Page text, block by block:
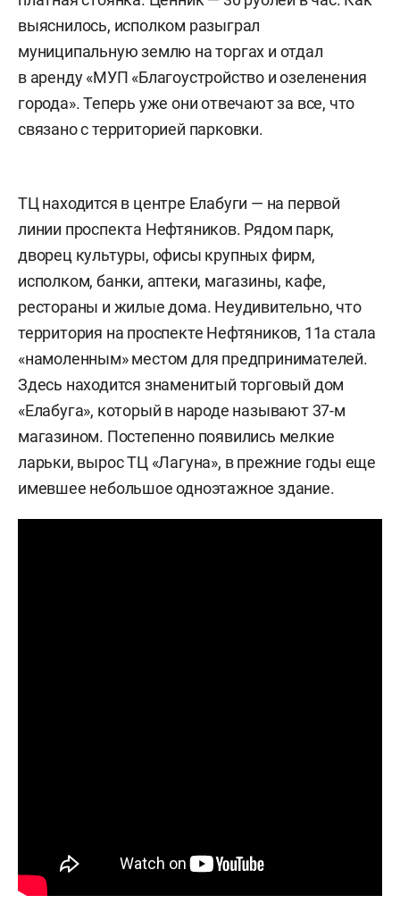
выяснилось, исполком разыграл
муниципальную землю на торгах и отдал
в аренду «МУП «Благоустройство и озеленения
города». Теперь уже они отвечают за все, что
связано с территорией парковки.
ТЦ находится в центре Елабуги — на первой
линии проспекта Нефтяников. Рядом парк,
дворец культуры, офисы крупных фирм,
исполком, банки, аптеки, магазины, кафе,
рестораны и жилые дома. Неудивительно, что
территория на проспекте Нефтяников, 11а стала
«намоленным» местом для предпринимателей.
Здесь находится знаменитый торговый дом
«Елабуга», который в народе называют 37-м
магазином. Постепенно появились мелкие
ларьки, вырос ТЦ «Лагуна», в прежние годы еще
имевшее небольшое одноэтажное здание.